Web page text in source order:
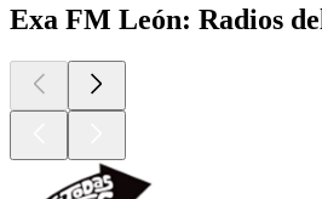
Exa FM León: Radios